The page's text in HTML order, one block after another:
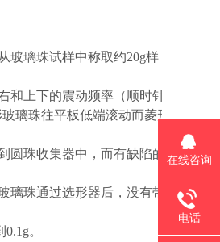
玻璃珠试样中称取约20g样
和上下的震动频率（顺时针
璃珠往平板低端滚动而菱形
珠收集器中，而有缺陷的
珠通过选形器后，没有带
。
在线咨询
电话